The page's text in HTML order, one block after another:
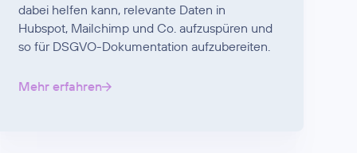
dabei helfen kann, relevante Daten in
Hubspot, Mailchimp und Co. aufzuspüren und
so für DSGVO-Dokumentation aufzubereiten.
Mehr erfahren